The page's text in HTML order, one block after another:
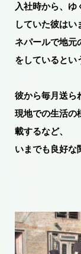
入社時から、
していた彼はい
ネパールで地元
をしているとい
彼から毎月送ら
現地での生活の
載するなど、
いまでも良好な